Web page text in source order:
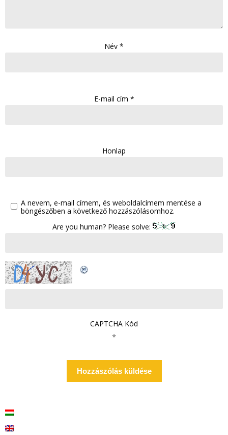
Név *
E-mail cím *
Honlap
A nevem, e-mail címem, és weboldalcímem mentése a
böngészőben a következő hozzászólásomhoz.
Are you human? Please solve:
CAPTCHA Kód
*